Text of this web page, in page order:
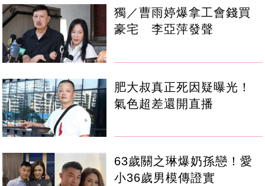
獨／曹雨婷爆拿工會錢買
豪宅 李亞萍發聲
肥大叔真正死因疑曝光！
氣色超差還開直播
63歲關之琳爆奶孫戀！愛
小36歲男模傳證實